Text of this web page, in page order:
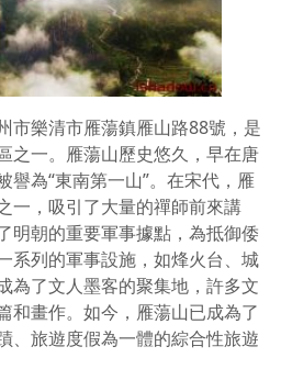
市樂清市雁蕩鎮雁山路88號，是
之一。雁蕩山歷史悠久，早在唐
譽為“東南第一山”。在宋代，雁
一，吸引了大量的禪師前來講
明朝的重要軍事據點，為抵御倭
系列的軍事設施，如烽火台、城
為了文人墨客的聚集地，許多文
和畫作。如今，雁蕩山已成為了
、旅遊度假為一體的綜合性旅遊